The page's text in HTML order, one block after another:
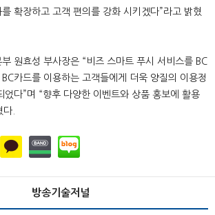
확장하고 고객 편의를 강화 시키겠다”라고 밝혔
원효성 부사장은 “비즈 스마트 푸시 서비스를 BC
카드를 이용하는 고객들에게 더욱 양질의 이용정
었다”며 “향후 다양한 이벤트와 상품 홍보에 활용
.
방송기술저널